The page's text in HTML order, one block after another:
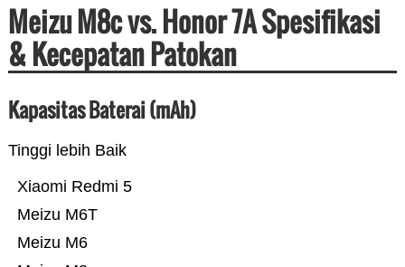
Meizu M8c vs. Honor 7A Spesifikasi
& Kecepatan Patokan
Kapasitas Baterai (mAh)
Tinggi lebih Baik
Meizu M6
Meizu M6T
Xiaomi Redmi 5